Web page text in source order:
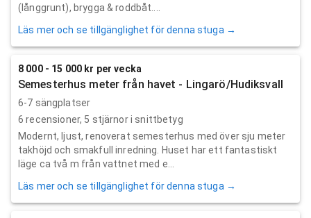
(långgrunt), brygga & roddbåt....
Läs mer och se tillgänglighet för denna stuga →
8 000 - 15 000 kr per vecka
Semesterhus meter från havet - Lingarö/Hudiksvall
6-7 sängplatser
6 recensioner, 5 stjärnor i snittbetyg
Modernt, ljust, renoverat semesterhus med över sju meter
takhöjd och smakfull inredning. Huset har ett fantastiskt
läge ca två m från vattnet med e...
Läs mer och se tillgänglighet för denna stuga →